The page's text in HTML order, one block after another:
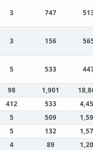
3 747
3 156
5 533
98 1,901
412 533
5 509
5 132
4 89